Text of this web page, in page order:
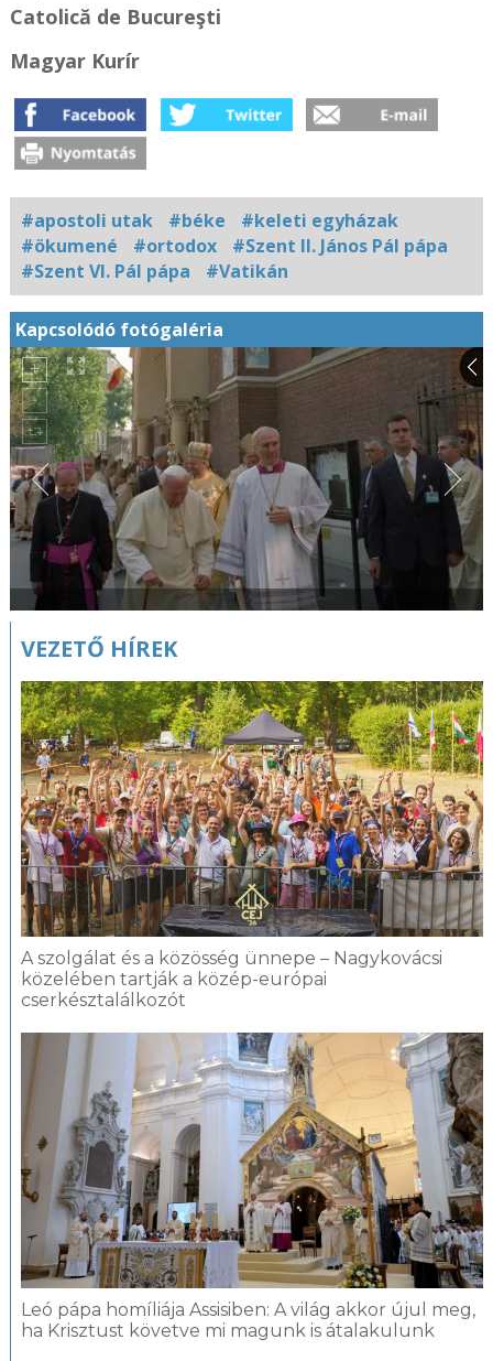
Catolică de Bucureşti
Magyar Kurír
#apostoli utak #béke
#keleti egyházak
#ökumené
#ortodox
#Szent II. János Pál pápa
#Szent VI. Pál pápa
#Vatikán
Kapcsolódó fotógaléria
VEZETŐ HÍREK
A szolgálat és a közösség ünnepe – Nagykovácsi
közelében tartják a közép-európai
cserkésztalálkozót
Leó pápa homíliája Assisiben: A világ akkor újul meg,
ha Krisztust követve mi magunk is átalakulunk